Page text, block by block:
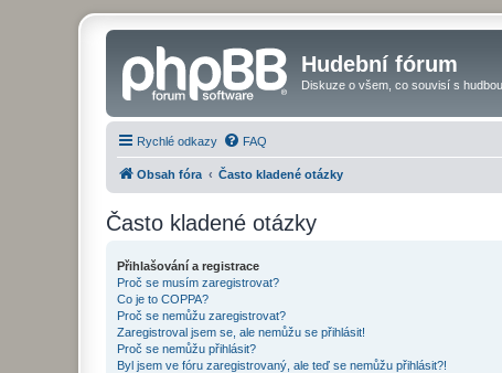
Hudební fórum
Diskuze o všem, co souvisí s
Rychlé odkazy FAQ
Obsah fóra Často kladené otázky
Často kladené otázky
Přihlašování a registrace
Proč se musím zaregistrovat?
Co je to COPPA?
Proč se nemůžu zaregistrovat?
Zaregistroval jsem se, ale nemůžu se přihlásit!
Proč se nemůžu přihlásit?
Byl jsem ve fóru zaregistrovaný, ale teď se nemůžu přihlásit?!